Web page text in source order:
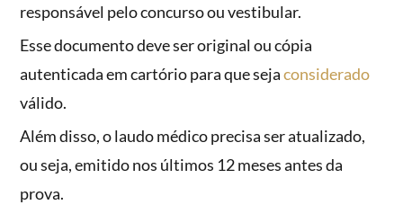
responsável pelo concurso ou vestibular.
Esse documento deve ser original ou cópia
autenticada em cartório para que sejaconsiderado
válido.
Além disso, o laudo médico precisa ser atualizado,
ou seja, emitido nos últimos 12 meses antes da
prova.